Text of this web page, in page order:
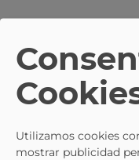
AMARPIES
Sponge AMARPIES
35,95 € 39,95 €
Utilizamos cookies
mostrar publicidad